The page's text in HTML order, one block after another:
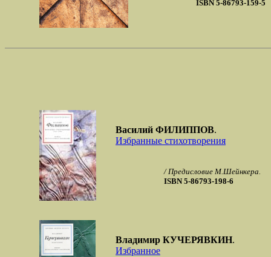
ISBN 5-86793-159-5
Василий ФИЛИППОВ.
Избранные стихотворения
/ Предисловие М.Шейнкера.
ISBN 5-86793-198-6
Владимир КУЧЕРЯВКИН.
Избранное